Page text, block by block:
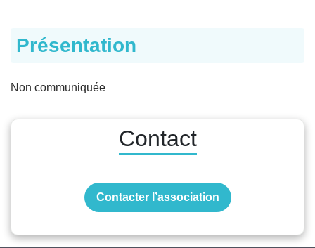
Présentation
Non communiquée
Contact
Contacter l’association